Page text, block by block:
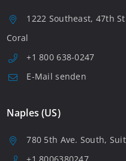
1222 Southeast, 47th
Coral
+1 800 638-0247
E-Mail senden
Naples (US)
780 5th Ave. South,
+1 8006380247